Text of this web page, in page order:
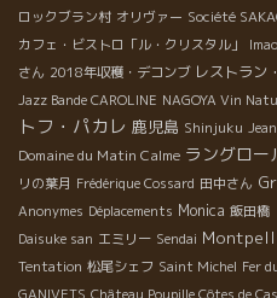
ロックブラン村 オリヴァー Société
カフェ・ビストロ「ル・クリスタル」
さん 2018年収穫・デコンブ レストラン
Jazz Bande CAROLINE NAGOYA Vin
トフ・パカレ 鹿児島 Shinjuku
Domaine du Matin Calme ラングロー
リの葉月 Frédérique Cossard 田中さん
Anonymes Déplacements Monica 飯田橋
Daisuke san エミリー Sendai
Tentation 松尾シェフ Saint Michel Fer
GANIVETS Château Poupille Côtes de